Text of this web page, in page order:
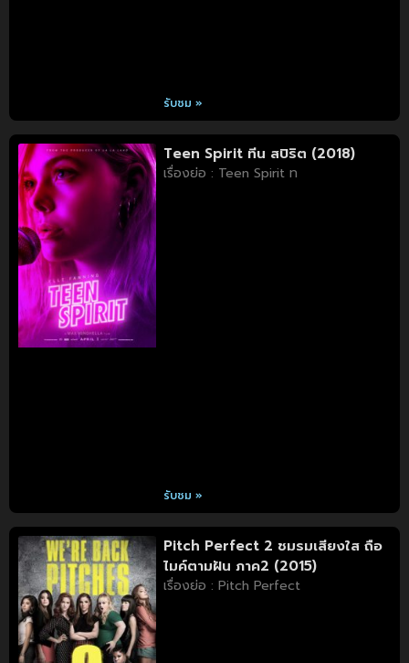
รับชม »
Teen Spirit ทีน สปิริต (2018)
เรื่องย่อ : Teen Spirit ท
รับชม »
Pitch Perfect 2 ชมรมเสียงใส ถือ
ไมค์ตามฝัน ภาค2 (2015)
เรื่องย่อ : Pitch Perfect